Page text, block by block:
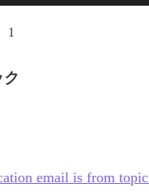
1
ク
email is from